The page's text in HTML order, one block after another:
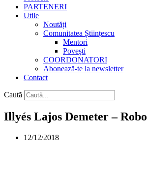
PARTENERI
Utile
Noutăți
Comunitatea Științescu
Mentori
Povești
COORDONATORI
Abonează-te la newsletter
Contact
Caută
Illyés Lajos Demeter –
12/12/2018